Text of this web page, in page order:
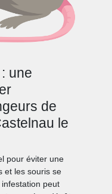
une
de
le
pour éviter une
et les souris se
peut